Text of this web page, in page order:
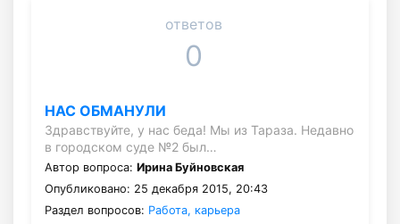
ответов
0
НАС ОБМАНУЛИ
Здравствуйте, у нас беда! Мы из Тараза. Недавно
в городском суде №2 был…
Автор вопроса: Ирина Буйновская
Опубликовано: 25 декабря 2015, 20:43
Раздел вопросов: Работа, карьера